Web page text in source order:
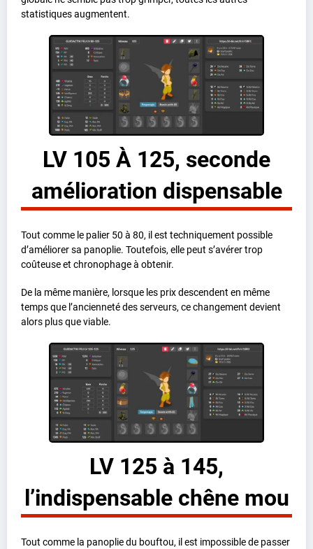
statistiques augmentent.
LV 105 À 125, seconde
amélioration dispensable
Tout comme le palier 50 à 80, il est techniquement possible
d’améliorer sa panoplie. Toutefois, elle peut s’avérer trop
coûteuse et chronophage à obtenir.
De la même manière, lorsque les prix descendent en même
temps que l’ancienneté des serveurs, ce changement devient
alors plus que viable.
LV 125 à 145,
l’indispensable chêne mou
Tout comme la panoplie du bouftou, il est impossible de passer